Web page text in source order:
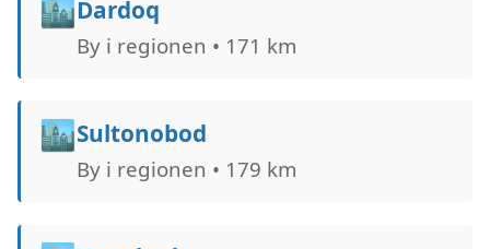
🏙️Dardoq
By i regionen • 171 km
🏙️Sultonobod
By i regionen • 179 km